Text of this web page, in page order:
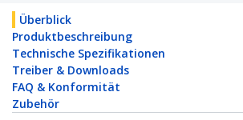
Überblick
Produktbeschreibung
Technische Spezifikationen
Treiber & Downloads
FAQ & Konformität
Zubehör